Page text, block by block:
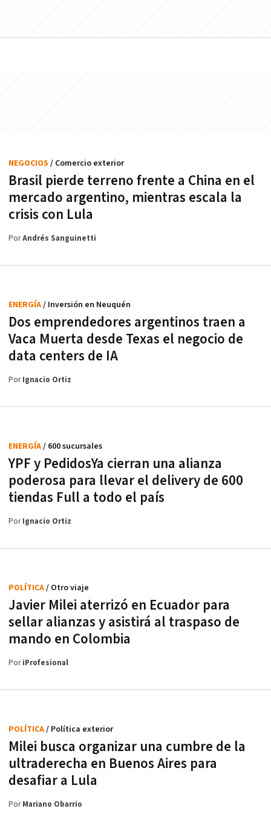
Brasil pierde terreno frente a China en el
mercado argentino, mientras escala la
crisis con Lula
NEGOCIOS / Comercio exterior
PorAndrés Sanguinetti
Dos emprendedores argentinos traen a
Vaca Muerta desde Texas el negocio de
data centers de IA
ENERGÍA/ Inversión en Neuquén
PorIgnacio Ortiz
YPF y PedidosYa cierran una alianza
poderosa para llevar el delivery de 600
tiendas Full a todo el país
ENERGÍA/ 600 sucursales
PorIgnacio Ortiz
Javier Milei aterrizó en Ecuador para
sellar alianzas y asistirá al traspaso de
mando en Colombia
POLÍTICA/ Otro viaje
PoriProfesional
Milei busca organizar una cumbre de la
ultraderecha en Buenos Aires para
desafiar a Lula
POLÍTICA/ Política exterior
PorMariano Obarrio